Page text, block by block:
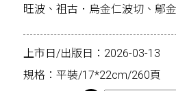
旺波、祖古．烏金仁波切、鄔
上市日/出版日：2026-03-13
規格：平裝/17*22cm/260頁